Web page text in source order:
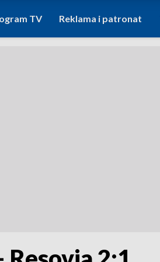
TV Reklama i patronat